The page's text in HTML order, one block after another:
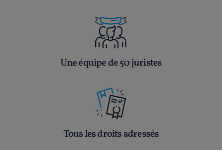
Une équipe de 50 juristes
Tous les droits adressés